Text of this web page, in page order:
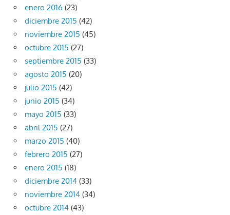
enero 2016 (23)
diciembre 2015 (42)
noviembre 2015 (45)
octubre 2015 (27)
septiembre 2015 (33)
agosto 2015 (20)
julio 2015 (42)
junio 2015 (34)
mayo 2015 (33)
abril 2015 (27)
marzo 2015 (40)
febrero 2015 (27)
enero 2015 (18)
diciembre 2014 (33)
noviembre 2014 (34)
octubre 2014 (43)